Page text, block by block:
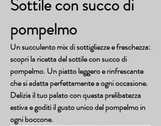
Sottile con succo di
pompelmo
Un succulento mix di sottigliezze e freschezza:
scopri la ricetta del sottile con succo di
pompelmo. Un piatto leggero e rinfrescante
che si adatta perfettamente a ogni occasione.
Delizia il tuo palato con questa prelibatezza
estiva e goditi il gusto unico del pompelmo in
ogni boccone.